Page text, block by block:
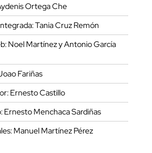
Ortega Che
Tania Cruz Remón
Noel Martínez y Antonio García
Fariñas
Ernesto Castillo
Ernesto Menchaca Sardiñas
Manuel Martínez Pérez